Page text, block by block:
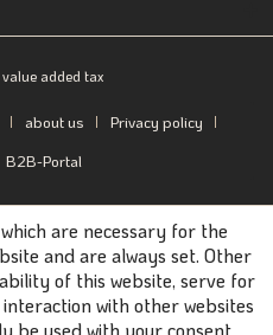
added tax
about us
Privacy policy
B2B-Portal
are necessary for the
and are always set. Other
of this website, serve for
with other websites
be used with your consent.